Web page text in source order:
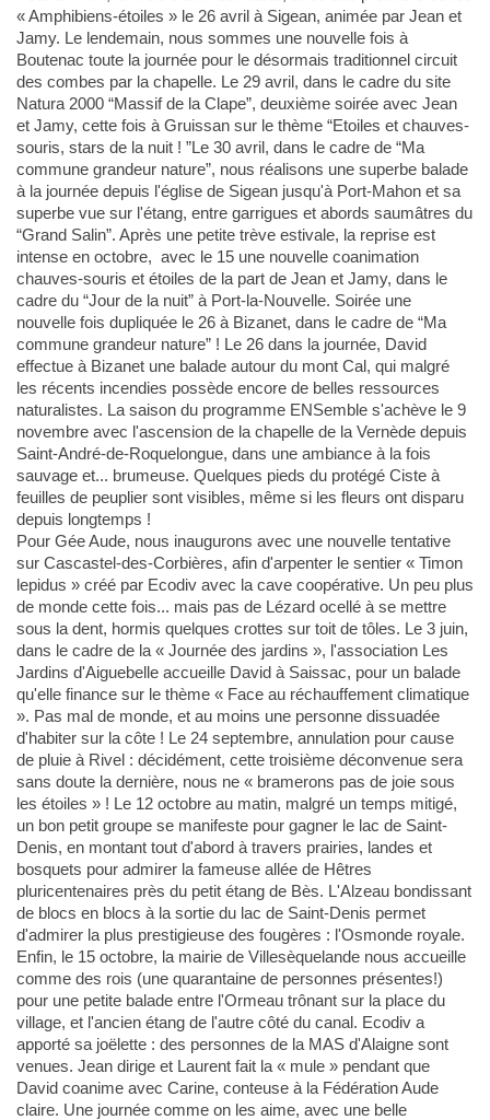
« Amphibiens-étoiles » le 26 avril à Sigean, animée par Jean et
Jamy. Le lendemain, nous sommes une nouvelle fois à
Boutenac toute la journée pour le désormais traditionnel circuit
des combes par la chapelle. Le 29 avril, dans le cadre du site
Natura 2000 “Massif de la Clape”, deuxième soirée avec Jean
et Jamy, cette fois à Gruissan sur le thème “Etoiles et chauves-
souris, stars de la nuit ! ”Le 30 avril, dans le cadre de “Ma
commune grandeur nature”, nous réalisons une superbe balade
à la journée depuis l'église de Sigean jusqu'à Port-Mahon et sa
superbe vue sur l'étang, entre garrigues et abords saumâtres du
“Grand Salin”. Après une petite trève estivale, la reprise est
intense en octobre, avec le 15 une nouvelle coanimation
chauves-souris et étoiles de la part de Jean et Jamy, dans le
cadre du “Jour de la nuit” à Port-la-Nouvelle. Soirée une
nouvelle fois dupliquée le 26 à Bizanet, dans le cadre de “Ma
commune grandeur nature” ! Le 26 dans la journée, David
effectue à Bizanet une balade autour du mont Cal, qui malgré
les récents incendies possède encore de belles ressources
naturalistes. La saison du programme ENSemble s'achève le 9
novembre avec l'ascension de la chapelle de la Vernède depuis
Saint-André-de-Roquelongue, dans une ambiance à la fois
sauvage et... brumeuse. Quelques pieds du protégé Ciste à
feuilles de peuplier sont visibles, même si les fleurs ont disparu
depuis longtemps !
Pour Gée Aude, nous inaugurons avec une nouvelle tentative
sur Cascastel-des-Corbières, afin d'arpenter le sentier « Timon
lepidus » créé par Ecodiv avec la cave coopérative. Un peu plus
de monde cette fois... mais pas de Lézard ocellé à se mettre
sous la dent, hormis quelques crottes sur toit de tôles. Le 3 juin,
dans le cadre de la « Journée des jardins », l'association Les
Jardins d'Aiguebelle accueille David à Saissac, pour un balade
qu'elle finance sur le thème « Face au réchauffement climatique
». Pas mal de monde, et au moins une personne dissuadée
d'habiter sur la côte ! Le 24 septembre, annulation pour cause
de pluie à Rivel : décidément, cette troisième déconvenue sera
sans doute la dernière, nous ne « bramerons pas de joie sous
les étoiles » ! Le 12 octobre au matin, malgré un temps mitigé,
un bon petit groupe se manifeste pour gagner le lac de Saint-
Denis, en montant tout d'abord à travers prairies, landes et
bosquets pour admirer la fameuse allée de Hêtres
pluricentenaires près du petit étang de Bès. L'Alzeau bondissant
de blocs en blocs à la sortie du lac de Saint-Denis permet
d'admirer la plus prestigieuse des fougères : l'Osmonde royale.
Enfin, le 15 octobre, la mairie de Villesèquelande nous accueille
comme des rois (une quarantaine de personnes présentes!)
pour une petite balade entre l'Ormeau trônant sur la place du
village, et l'ancien étang de l'autre côté du canal. Ecodiv a
apporté sa joëlette : des personnes de la MAS d'Alaigne sont
venues. Jean dirige et Laurent fait la « mule » pendant que
David coanime avec Carine, conteuse à la Fédération Aude
claire. Une journée comme on les aime, avec une belle